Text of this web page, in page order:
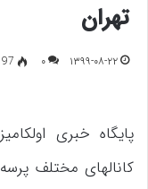
تهران
۱۳۹۹-۰۸-۲۲ ۰
پایگاه خبری
کانالهای مختلف